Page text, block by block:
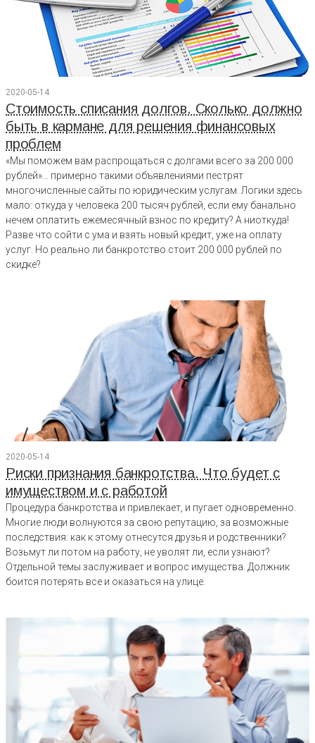
2020-05-14
Стоимость списания долгов. Сколько должно
быть в кармане для решения финансовых
проблем
«Мы поможем вам распрощаться с долгами всего за 200 000
рублей»… примерно такими объявлениями пестрят
многочисленные сайты по юридическим услугам. Логики здесь
мало: откуда у человека 200 тысяч рублей, если ему банально
нечем оплатить ежемесячный взнос по кредиту? А ниоткуда!
Разве что сойти с ума и взять новый кредит, уже на оплату
услуг. Но реально ли банкротство стоит 200 000 рублей по
скидке?
2020-05-14
Риски признания банкротства. Что будет с
имуществом и с работой
Процедура банкротства и привлекает, и пугает одновременно.
Многие люди волнуются за свою репутацию, за возможные
последствия: как к этому отнесутся друзья и родственники?
Возьмут ли потом на работу, не уволят ли, если узнают?
Отдельной темы заслуживает и вопрос имущества. Должник
боится потерять все и оказаться на улице.